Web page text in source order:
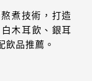
煮技術，打造
木耳飲、銀耳
飲品推薦。